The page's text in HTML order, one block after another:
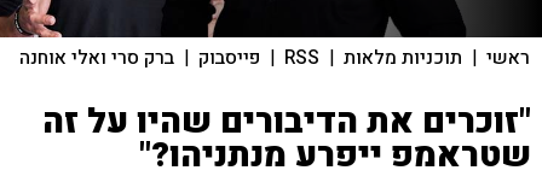
ראשי | תוכניות מלאות |
RSS
| פייסבוק | ברק סרי ואלי אוחנה
"זוכרים את הדיבורים שהיו על זה
שטראמפ ייפרע מנתניהו?"